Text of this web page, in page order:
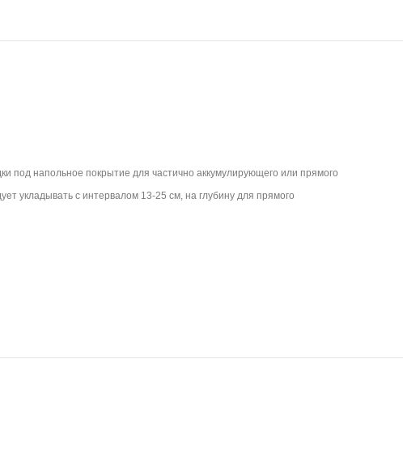
под напольное покрытие для частично аккумулирующего или прямого
укладывать с интервалом 13-25 см, на глубину для прямого